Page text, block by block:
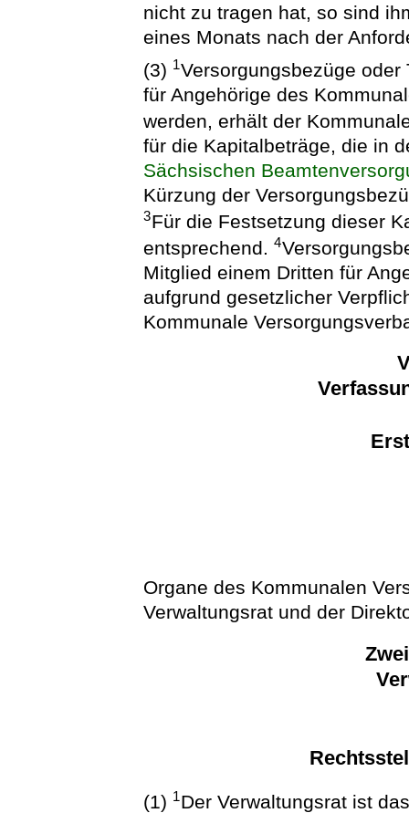
nicht zu tragen hat, so sind
eines Monats nach der
(3) 1Versorgungsbezüge
für Angehörige des
werden, erhält der
für die Kapitalbeträge, die in
Sächsischen
Kürzung der
3Für die Festsetzung dieser
entsprechend.4
Mitglied einem Dritten für
aufgrund gesetzlicher
Kommunale
Organe des Kommunalen
Verwaltungsrat und der
(1) 1Der Verwaltungsrat ist